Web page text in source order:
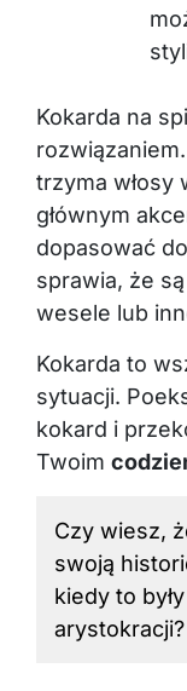
Kokarda na
trzyma włosy
głównym
dopasować
sprawia, że
wesele lub
Kokarda to
sytuacji.
kokard i
Twoim
Czy wiesz,
swoją
kiedy to
arystokracji?